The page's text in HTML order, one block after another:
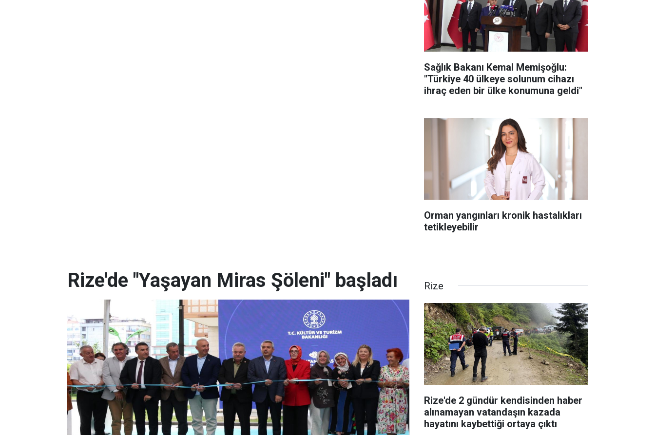
Sağlık Bakanı Kemal Memişoğlu:
"Türkiye 40 ülkeye solunum cihazı
ihraç eden bir ülke konumuna geldi"
Orman yangınları kronik hastalıkları
tetikleyebilir
Rize'de "Yaşayan Miras Şöleni" başladı Rize
Rize'de 2 gündür kendisinden haber
alınamayan vatandaşın kazada
hayatını kaybettiği ortaya çıktı